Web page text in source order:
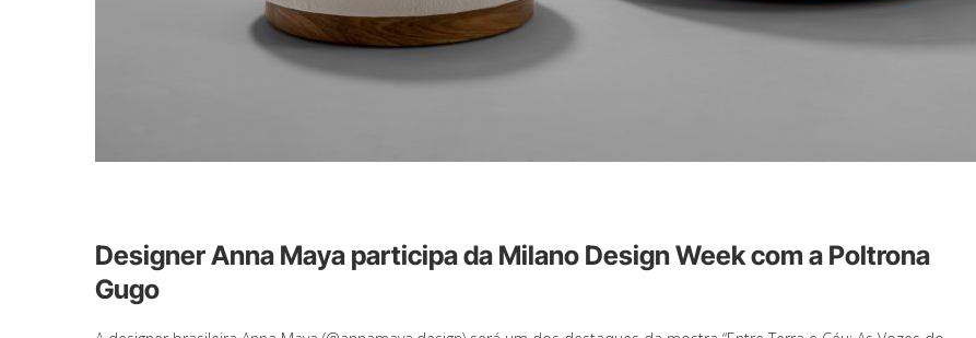
Designer Anna Maya participa da Milano Design Week com a Poltrona
Gugo